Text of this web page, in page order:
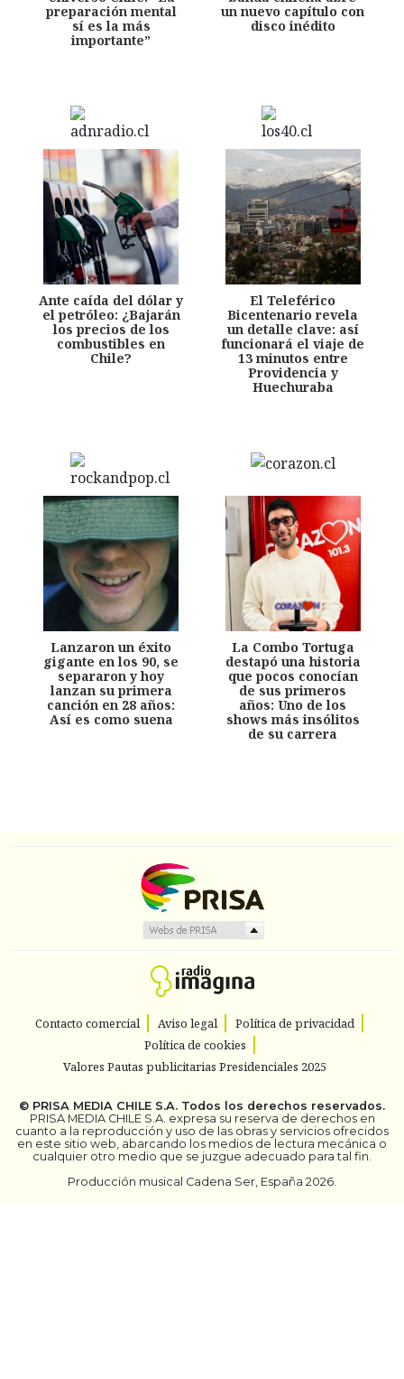
preparación mental
sí es la más
importante”
un nuevo capítulo con
disco inédito
Ante caída del dólar y
el petróleo: ¿Bajarán
los precios de los
combustibles en
Chile?
El Teleférico
Bicentenario revela
un detalle clave: así
funcionará el viaje de
13 minutos entre
Providencia y
Huechuraba
Lanzaron un éxito
gigante en los 90, se
separaron y hoy
lanzan su primera
canción en 28 años:
Así es como suena
La Combo Tortuga
destapó una historia
que pocos conocían
de sus primeros
años: Uno de los
shows más insólitos
de su carrera
Contacto comercial Aviso legal
Política de privacidad
Política de cookies
Valores Pautas publicitarias Presidenciales 2025
© PRISA MEDIA CHILE S.A. Todos los derechos reservados.
PRISA MEDIA CHILE S.A. expresa su reserva de derechos en
cuanto a la reproducción y uso de las obras y servicios ofrecidos
en este sitio web, abarcando los medios de lectura mecánica o
cualquier otro medio que se juzgue adecuado para tal fin.
Producción musical Cadena Ser, España 2026.